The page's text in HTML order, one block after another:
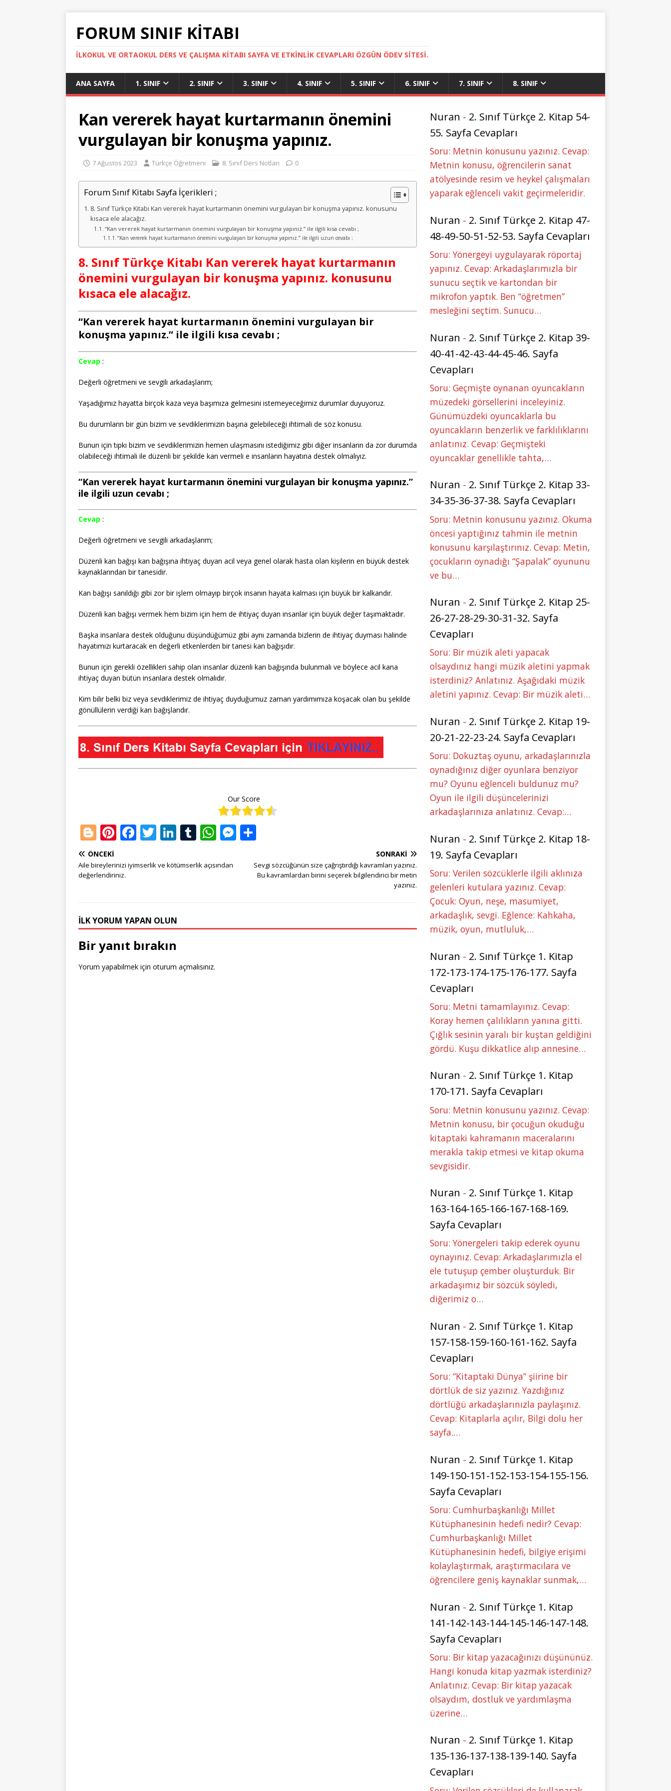
FORUM SINIF KITABI
İLKOKUL VE ORTAOKUL DERS VE ÇALIŞMA KITABI SAYFA VE ETKINLIK CEVAPLARI ÖZGÜN ÖDEV SITESI.
ANA SAYFA 1. SINIF 2. SINIF 3. SINIF 4. SINIF 5. SINIF 6. SINIF 7. SINIF 8. SINIF
Kan vererek hayat kurtarmanın önemini
vurgulayan bir konuşma yapınız.
7 Ağustos 2023 Türkçe Öğretmeni 8. Sınıf Ders Notları 0
Forum Sınıf Kitabı Sayfa İçerikleri ;
8. Sınıf Türkçe Kitabı Kan vererek hayat kurtarmanın önemini vurgulayan bir konuşma yapınız. konusunu
kısaca ele alacağız.
“Kan vererek hayat kurtarmanın önemini vurgulayan bir konuşma yapınız.” ile ilgili kısa cevabı ;
“Kan vererek hayat kurtarmanın önemini vurgulayan bir konuşma yapınız.” ile ilgili uzun cevabı ;
8. Sınıf Türkçe Kitabı Kan vererek hayat kurtarmanın
önemini vurgulayan bir konuşma yapınız. konusunu
kısaca ele alacağız.
“Kan vererek hayat kurtarmanın önemini vurgulayan bir
konuşma yapınız.” ile ilgili kısa cevabı ;
Cevap :
Değerli öğretmeni ve sevgili arkadaşlarım;
Yaşadığımız hayatta birçok kaza veya başımıza gelmesini istemeyeceğimiz durumlar duyuyoruz.
Bu durumların bir gün bizim ve sevdiklerimizin başına gelebileceği ihtimali de söz konusu.
Bunun için tıpkı bizim ve sevdiklerimizin hemen ulaşmasını istediğimiz gibi diğer insanların da zor durumda
olabileceği ihtimali ile düzenli bir şekilde kan vermeli e insanların hayatına destek olmalıyız.
“Kan vererek hayat kurtarmanın önemini vurgulayan bir konuşma yapınız.”
ile ilgili uzun cevabı ;
Cevap :
Değerli öğretmeni ve sevgili arkadaşlarım;
Düzenli kan bağışı kan bağışına ihtiyaç duyan acil veya genel olarak hasta olan kişilerin en büyük destek
kaynaklarından bir tanesidir.
Kan bağışı sanıldığı gibi zor bir işlem olmayıp birçok insanın hayata kalması için büyük bir kalkandır.
Düzenli kan bağışı vermek hem bizim için hem de ihtiyaç duyan insanlar için büyük değer taşımaktadır.
Başka insanlara destek olduğunu düşündüğümüz gibi aynı zamanda bizlerin de ihtiyaç duyması halinde
hayatımızı kurtaracak en değerli etkenlerden bir tanesi kan bağışıdır.
Bunun için gerekli özellikleri sahip olan insanlar düzenli kan bağışında bulunmalı ve böylece acil kana
ihtiyaç duyan bütün insanlara destek olmalıdır.
Kim bilir belki biz veya sevdiklerimiz de ihtiyaç duyduğumuz zaman yardımımıza koşacak olan bu şekilde
gönüllülerin verdiği kan bağışlarıdır.
Our Score
Bl
o
g
g
r
Pi
te
r
st
F
c
o
o
k
T
it
Li
k
n
T
m
W
at
p
M
e
ar
e
ÖNCEKI
Aile bireylerinizi iyimserlik ve kötümserlik açısından
değerlendiriniz.
SONRAKI
Sevgi sözcüğünün size çağrıştırdığı kavramları yazınız.
Bu kavramlardan birini seçerek bilgilendirici bir metin
yazınız.
İLK YORUM YAPAN OLUN
Bir yanıt bırakın
Yorum yapabilmek için oturum açmalısınız.
Nuran - 2. Sınıf Türkçe 2. Kitap 54-
55. Sayfa Cevapları
Soru: Metnin konusunu yazınız. Cevap:
Metnin konusu, öğrencilerin sanat
atölyesinde resim ve heykel çalışmaları
yaparak eğlenceli vakit geçirmeleridir.
Nuran - 2. Sınıf Türkçe 2. Kitap 47-
48-49-50-51-52-53. Sayfa Cevapları
Soru: Yönergeyi uygulayarak röportaj
yapınız. Cevap: Arkadaşlarımızla bir
sunucu seçtik ve kartondan bir
mikrofon yaptık. Ben “öğretmen”
mesleğini seçtim. Sunucu…
Nuran - 2. Sınıf Türkçe 2. Kitap 39-
40-41-42-43-44-45-46. Sayfa
Cevapları
Soru: Geçmişte oynanan oyuncakların
müzedeki görsellerini inceleyiniz.
Günümüzdeki oyuncaklarla bu
oyuncakların benzerlik ve farklılıklarını
anlatınız. Cevap: Geçmişteki
oyuncaklar genellikle tahta,…
Nuran - 2. Sınıf Türkçe 2. Kitap 33-
34-35-36-37-38. Sayfa Cevapları
Soru: Metnin konusunu yazınız. Okuma
öncesi yaptığınız tahmin ile metnin
konusunu karşılaştırınız. Cevap: Metin,
çocukların oynadığı “Şapalak” oyununu
ve bu…
Nuran - 2. Sınıf Türkçe 2. Kitap 25-
26-27-28-29-30-31-32. Sayfa
Cevapları
Soru: Bir müzik aleti yapacak
olsaydınız hangi müzik aletini yapmak
isterdiniz? Anlatınız. Aşağıdaki müzik
aletini yapınız. Cevap: Bir müzik aleti…
Nuran - 2. Sınıf Türkçe 2. Kitap 19-
20-21-22-23-24. Sayfa Cevapları
Soru: Dokuztaş oyunu, arkadaşlarınızla
oynadığınız diğer oyunlara benziyor
mu? Oyunu eğlenceli buldunuz mu?
Oyun ile ilgili düşüncelerinizi
arkadaşlarınıza anlatınız. Cevap:…
Nuran - 2. Sınıf Türkçe 2. Kitap 18-
19. Sayfa Cevapları
Soru: Verilen sözcüklerle ilgili aklınıza
gelenleri kutulara yazınız. Cevap:
Çocuk: Oyun, neşe, masumiyet,
arkadaşlık, sevgi. Eğlence: Kahkaha,
müzik, oyun, mutluluk,…
Nuran - 2. Sınıf Türkçe 1. Kitap
172-173-174-175-176-177. Sayfa
Cevapları
Soru: Metni tamamlayınız. Cevap:
Koray hemen çalılıkların yanına gitti.
Çığlık sesinin yaralı bir kuştan geldiğini
gördü. Kuşu dikkatlice alıp annesine…
Nuran - 2. Sınıf Türkçe 1. Kitap
170-171. Sayfa Cevapları
Soru: Metnin konusunu yazınız. Cevap:
Metnin konusu, bir çocuğun okuduğu
kitaptaki kahramanın maceralarını
merakla takip etmesi ve kitap okuma
sevgisidir.
Nuran - 2. Sınıf Türkçe 1. Kitap
163-164-165-166-167-168-169.
Sayfa Cevapları
Soru: Yönergeleri takip ederek oyunu
oynayınız. Cevap: Arkadaşlarımızla el
ele tutuşup çember oluşturduk. Bir
arkadaşımız bir sözcük söyledi,
diğerimiz o…
Nuran - 2. Sınıf Türkçe 1. Kitap
157-158-159-160-161-162. Sayfa
Cevapları
Soru: “Kitaptaki Dünya” şiirine bir
dörtlük de siz yazınız. Yazdığınız
dörtlüğü arkadaşlarınızla paylaşınız.
Cevap: Kitaplarla açılır, Bilgi dolu her
sayfa.…
Nuran - 2. Sınıf Türkçe 1. Kitap
149-150-151-152-153-154-155-156.
Sayfa Cevapları
Soru: Cumhurbaşkanlığı Millet
Kütüphanesinin hedefi nedir? Cevap:
Cumhurbaşkanlığı Millet
Kütüphanesinin hedefi, bilgiye erişimi
kolaylaştırmak, araştırmacılara ve
öğrencilere geniş kaynaklar sunmak,…
Nuran - 2. Sınıf Türkçe 1. Kitap
141-142-143-144-145-146-147-148.
Sayfa Cevapları
Soru: Bir kitap yazacağınızı düşününüz.
Hangi konuda kitap yazmak isterdiniz?
Anlatınız. Cevap: Bir kitap yazacak
olsaydım, dostluk ve yardımlaşma
üzerine…
Nuran - 2. Sınıf Türkçe 1. Kitap
135-136-137-138-139-140. Sayfa
Cevapları